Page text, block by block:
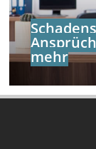
mehr